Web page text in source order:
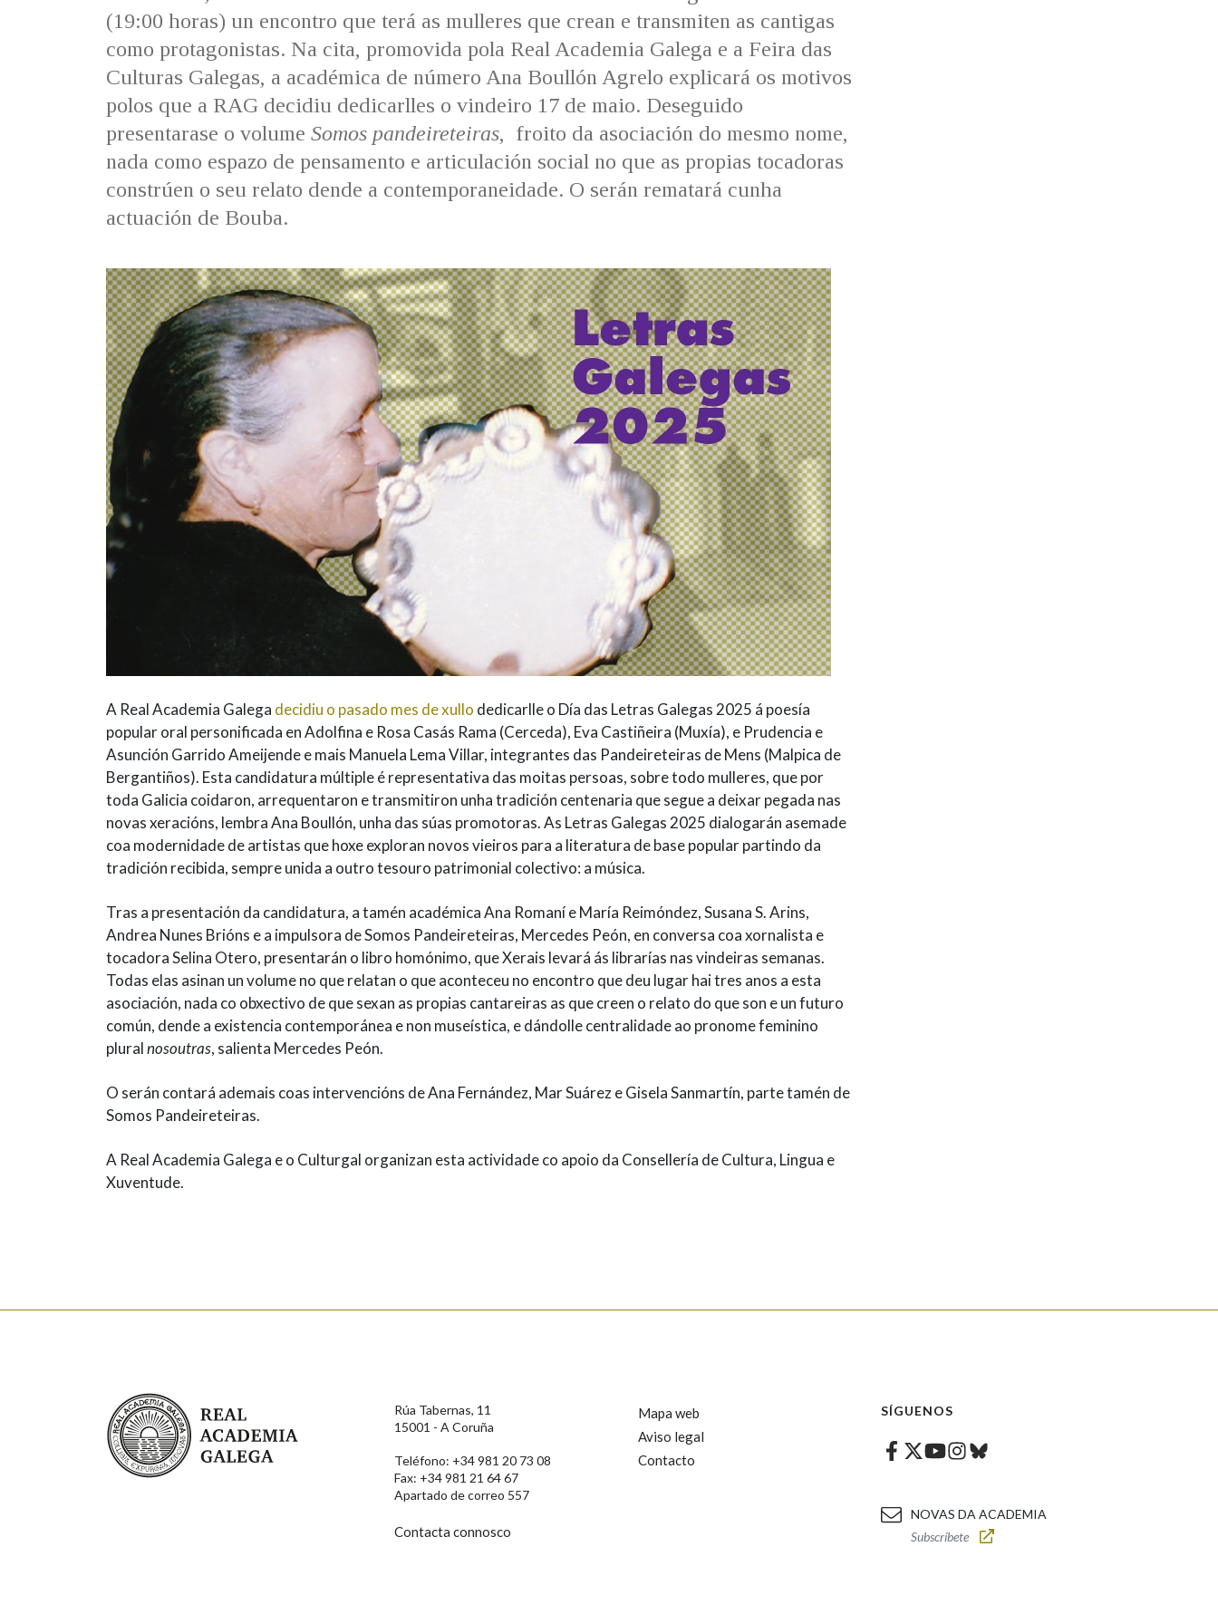
(19:00 horas) un encontro que terá as mulleres que crean e transmiten as cantigas
como protagonistas. Na cita, promovida pola Real Academia Galega e a Feira das
Culturas Galegas, a académica de número Ana Boullón Agrelo explicará os motivos
polos que a RAG decidiu dedicarlles o vindeiro 17 de maio. Deseguido
presentarase o volume Somos pandeireteiras, froito da asociación do mesmo nome,
nada como espazo de pensamento e articulación social no que as propias tocadoras
constrúen o seu relato dende a contemporaneidade. O serán rematará cunha
actuación de Bouba.
A Real Academia Galega decidiu o pasado mes de xullo dedicarlle o Día das Letras Galegas 2025 á poesía
popular oral personificada en Adolfina e Rosa Casás Rama (Cerceda), Eva Castiñeira (Muxía), e Prudencia e
Asunción Garrido Ameijende e mais Manuela Lema Villar, integrantes das Pandeireteiras de Mens (Malpica de
Bergantiños). Esta candidatura múltiple é representativa das moitas persoas, sobre todo mulleres, que por
toda Galicia coidaron, arrequentaron e transmitiron unha tradición centenaria que segue a deixar pegada nas
novas xeracións, lembra Ana Boullón, unha das súas promotoras. As Letras Galegas 2025 dialogarán asemade
coa modernidade de artistas que hoxe exploran novos vieiros para a literatura de base popular partindo da
tradición recibida, sempre unida a outro tesouro patrimonial colectivo: a música.
Tras a presentación da candidatura, a tamén académica Ana Romaní e María Reimóndez, Susana S. Arins,
Andrea Nunes Brións e a impulsora de Somos Pandeireteiras, Mercedes Peón, en conversa coa xornalista e
tocadora Selina Otero, presentarán o libro homónimo, que Xerais levará ás librarías nas vindeiras semanas.
Todas elas asinan un volume no que relatan o que aconteceu no encontro que deu lugar hai tres anos a esta
asociación, nada co obxectivo de que sexan as propias cantareiras as que creen o relato do que son e un futuro
común, dende a existencia contemporánea e non museística, e dándolle centralidade ao pronome feminino
pluralnosoutras, salienta Mercedes Peón.
O serán contará ademais coas intervencións de Ana Fernández, Mar Suárez e Gisela Sanmartín, parte tamén de
Somos Pandeireteiras.
A Real Academia Galega e o Culturgal organizan esta actividade co apoio da Consellería de Cultura, Lingua e
Xuventude.
Real Academia Galega
Rúa Tabernas, 11
15001 - A Coruña
Teléfono: +34 981 20 73 08
Fax: +34 981 21 64 67
Apartado de correo 557
Contacta connosco
Mapa web
Aviso legal
Contacto
SÍGUENOS
Facebook
Twitter
Youtube
Instagram
Bluesky
NOVAS DA ACADEMIA
Subscríbete